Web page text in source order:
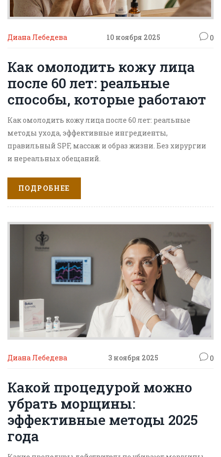
Диана Лебедева 10 ноября 2025 0
Как омолодить кожу лица
после 60 лет: реальные
способы, которые работают
Как омолодить кожу лица после 60 лет: реальные
методы ухода, эффективные ингредиенты,
правильный SPF, массаж и образ жизни. Без хирургии
и нереальных обещаний.
ПОДРОБНЕЕ
Диана Лебедева 3 ноября 2025 0
Какой процедурой можно
убрать морщины:
эффективные методы 2025
года